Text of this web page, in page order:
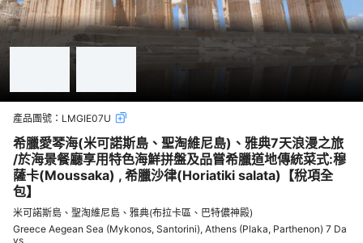
產品團號： LMGIE07U
希臘愛琴海(米可諾斯島、聖淘維尼島)、雅典7天浪漫之旅
/於海景餐廳享用特色海鮮拼盤及品嘗希臘道地傳統菜式:穆
薩卡(Moussaka) , 希臘沙律(Horiatiki salata)【稅項全
包】
米可諾斯島、聖淘維尼島、雅典(布拉卡區、巴特儂神殿)
Greece Aegean Sea (Mykonos, Santorini), Athens (Plaka, Parthenon) 7 Da
ys